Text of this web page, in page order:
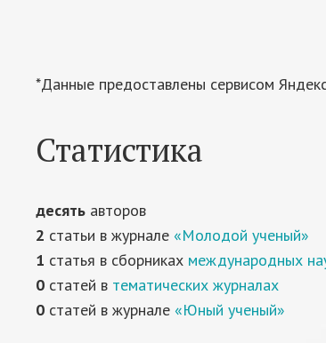
*Данные предоставлены сервисом
Статистика
десять авторов
2 статьи в журнале «Молодой ученый»
1 статья в сборниках международных
0 статей в тематических журналах
0 статей в журнале «Юный ученый»